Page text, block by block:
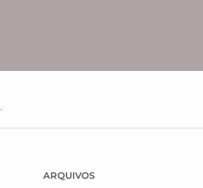
ARQUIVOS